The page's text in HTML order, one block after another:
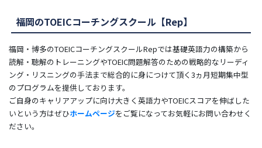
福岡のTOEICコーチングスクール【Rep】
福岡・博多のTOEICコーチングスクールRepでは基礎英語力の構築から
読解・聴解のトレーニングやTOEIC問題解答のための戦略的なリーディ
ング・リスニングの手法まで総合的に身につけて頂く3ヵ月短期集中型
のプログラムを提供しております。
ご自身のキャリアアップに向け大きく英語力やTOEICスコアを伸ばした
いという方はぜひホームページをご覧になってお気軽にお問い合わせく
ださい。